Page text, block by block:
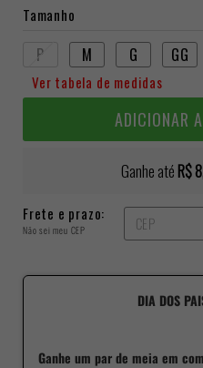
Tamanho
P M G GG
Ver tabela de medidas
ADICIONAR
Ganhe até R$
Frete e prazo:
Não sei meu CEP
DIA DOS
Ganhe um par de meia em